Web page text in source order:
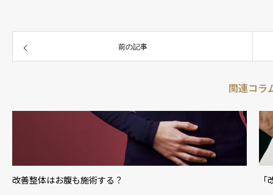
前の記事
関連コラ
改善整体はお腹も施術する？